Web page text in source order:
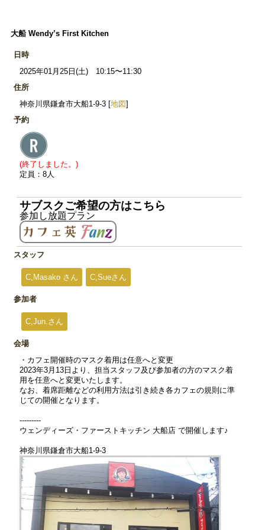
大船 Wendy’s First Kitchen
日時
2025年01月25日(土) 10:15〜11:30
住所
神奈川県鎌倉市大船1-9-3 [地図]
予約
(終了しました。)
定員：8人
サブスクご希望の方はこちら
参加し放題プラン
スタッフ
C,Masako さん C,Sueさん
参加者
C,Jun.さん
会場
・カフェ開催時のマスク着用は任意へと変更
2023年3月13日より、担当スタッフ及び参加者の方のマスク着
用を任意へと変更いたします。
なお、着席距離などの利用方法は引き続き各カフェの規則に準
じての開催となります。
---------
ウェンディーズ・ファーストキッチン 大船店 で開催します♪
神奈川県鎌倉市大船1-9-3